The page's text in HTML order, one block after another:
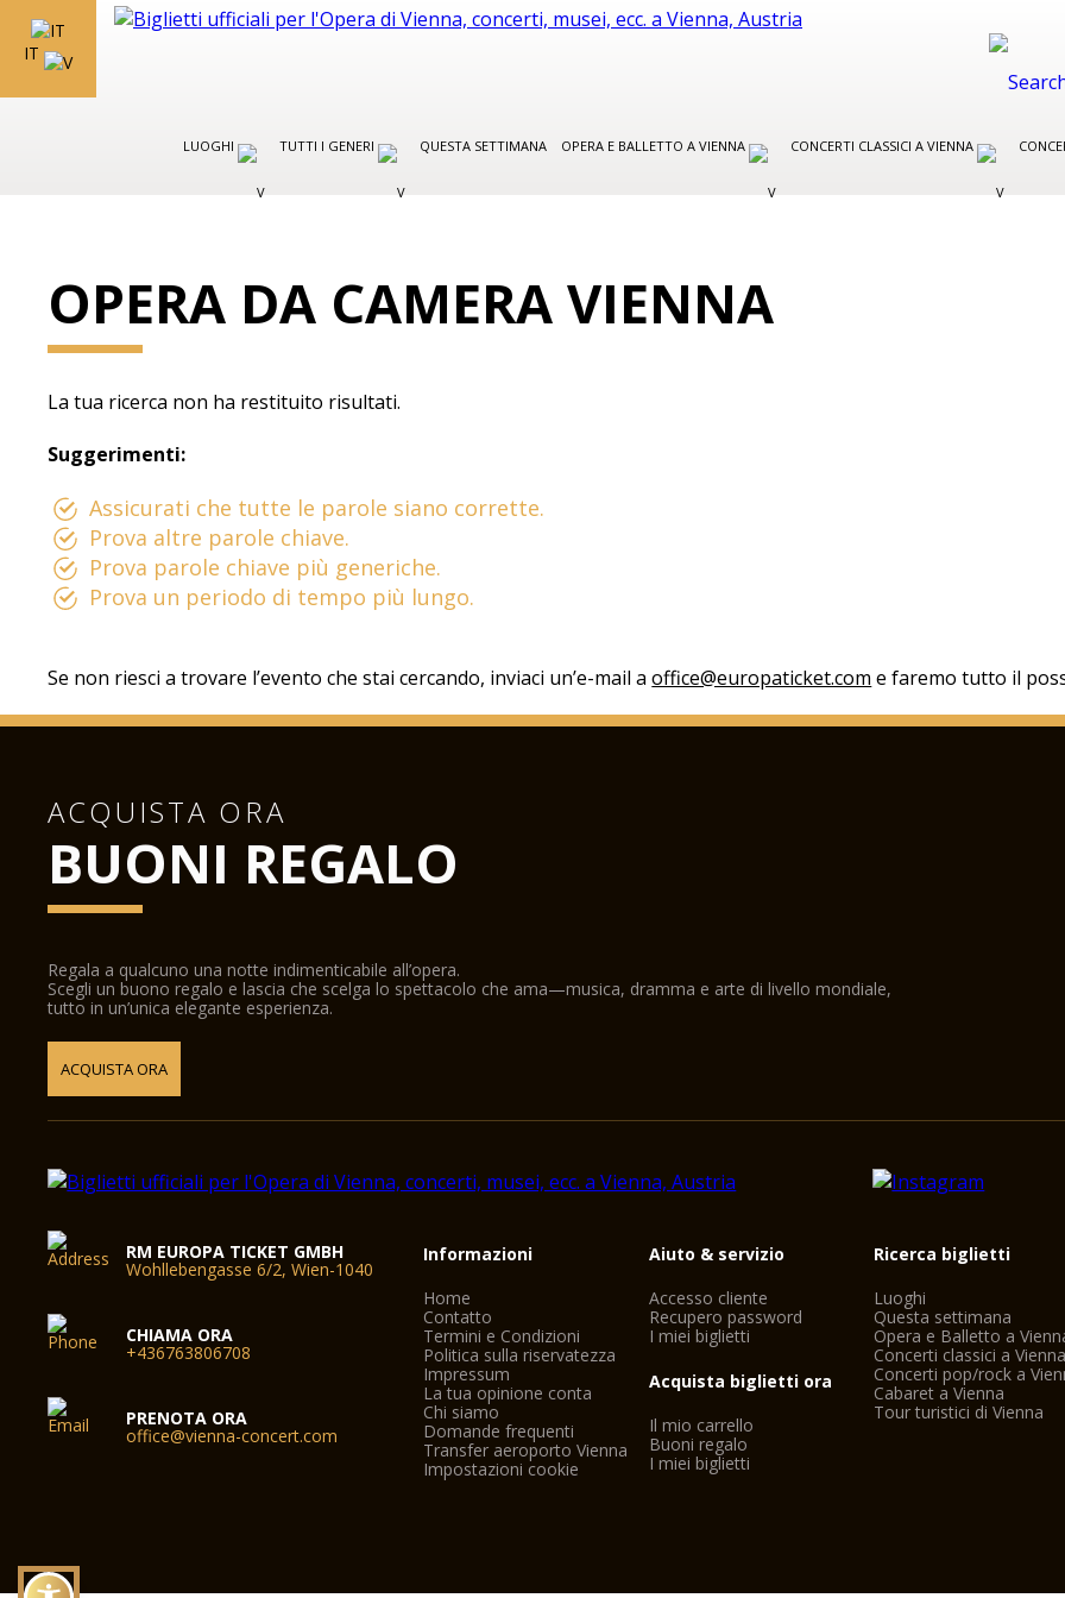
IT
LUOGHI TUTTI I GENERI QUESTA SETTIMANA OPERA E BALLETTO A VIENNA CONCERTI CLASSICI A VIENNA
OPERA DA CAMERA VIENNA
La tua ricerca non ha restituito risultati.
Suggerimenti:
Assicurati che tutte le parole siano corrette.
Prova altre parole chiave.
Prova parole chiave più generiche.
Prova un periodo di tempo più lungo.
Se non riesci a trovare l’evento che stai cercando, inviaci un’e-mail aoffice@europaticket.com e faremo tutto il
ACQUISTA ORA
BUONI REGALO
Regala a qualcuno una notte indimenticabile all’opera.
Scegli un buono regalo e lascia che scelga lo spettacolo che ama—musica, dramma e arte di livello mondiale,
tutto in un’unica elegante esperienza.
ACQUISTA ORA
RM EUROPA TICKET GMBH
Wohllebengasse 6/2, Wien-1040
CHIAMA ORA
+436763806708
PRENOTA ORA
office@vienna-concert.com
Informazioni
Home
Contatto
Termini e Condizioni
Politica sulla riservatezza
Impressum
La tua opinione conta
Chi siamo
Domande frequenti
Transfer aeroporto Vienna
Impostazioni cookie
Aiuto & servizio
Accesso cliente
Recupero password
I miei biglietti
Acquista biglietti ora
Il mio carrello
Buoni regalo
I miei biglietti
Ricerca biglietti
Luoghi
Questa settimana
Opera e Balletto a
Concerti classici a Vienna
Concerti pop/rock a
Cabaret a Vienna
Tour turistici di Vienna